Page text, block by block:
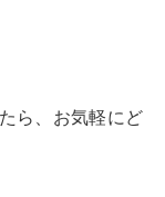
ら、お気軽にど